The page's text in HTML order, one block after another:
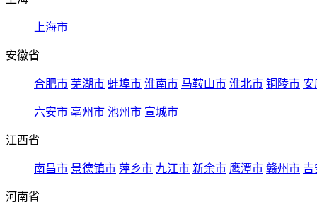
上海市
安徽省
合肥市 芜湖市 蚌埠市 淮南市 马鞍山市 淮北市 铜陵市 安
六安市 亳州市 池州市 宣城市
江西省
南昌市 景德镇市 萍乡市 九江市 新余市 鹰潭市 赣州市 吉
河南省